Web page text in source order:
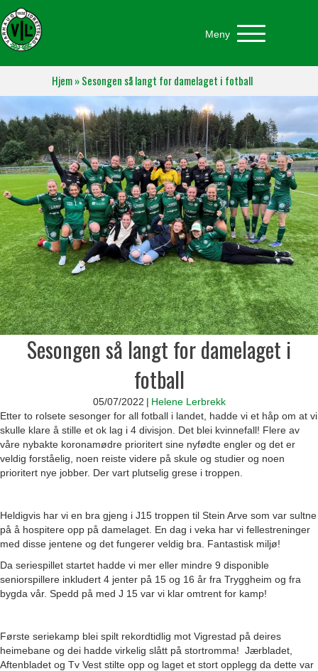
Meny
Hjem»Sesongen så langt for damelaget i fotball
Sesongen så langt for damelaget i
fotball
05/07/2022 | Helene Lerbrekk
Etter to rolsete sesonger for all fotball i landet, hadde vi et håp om at vi
skulle klare å stille et ok lag i 4 divisjon. Det blei kvinnefall! Flere av
våre nybakte koronamødre prioritert sine nyfødte engler og det er
veldig forståelig, noen reiste videre på skule og studier og noen
prioritert nye jobber. Der vart plutselig grese i troppen.
Heldigvis har vi en bra gjeng i J15 troppen til Stein Arve som var sultne
på å hospitere opp på damelaget. En dag i veka har vi fellestreninger
med disse jentene og det fungerer veldig bra. Fantastisk miljø!
Da seriespillet startet hadde vi mer eller mindre 9 disponible
seniorspillere inkludert 4 jenter på 15 og 16 år fra Tryggheim og fra
bygda vår. Spedd på med J 15 var vi klar omtrent for kamp!
Første seriekamp blei spilt rekordtidlig mot Vigrestad på deires
heimebane og dei hadde virkelig slått på stortromma! Jærbladet,
Aftenbladet og Tv Vest stilte opp og laget et stort opplegg da dette var